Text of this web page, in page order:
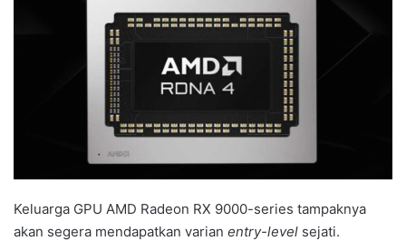
Keluarga GPU AMD Radeon RX 9000-series tampaknya
akan segera mendapatkan varian entry-level sejati.